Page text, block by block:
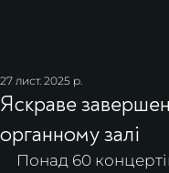
Яскраве
органному залі
27 лист. 2025 р.
Понад 60